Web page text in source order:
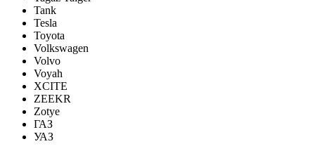
Tank
Tesla
Toyota
Volkswagen
Volvo
Voyah
XCITE
ZEEKR
Zotye
ГАЗ
УАЗ